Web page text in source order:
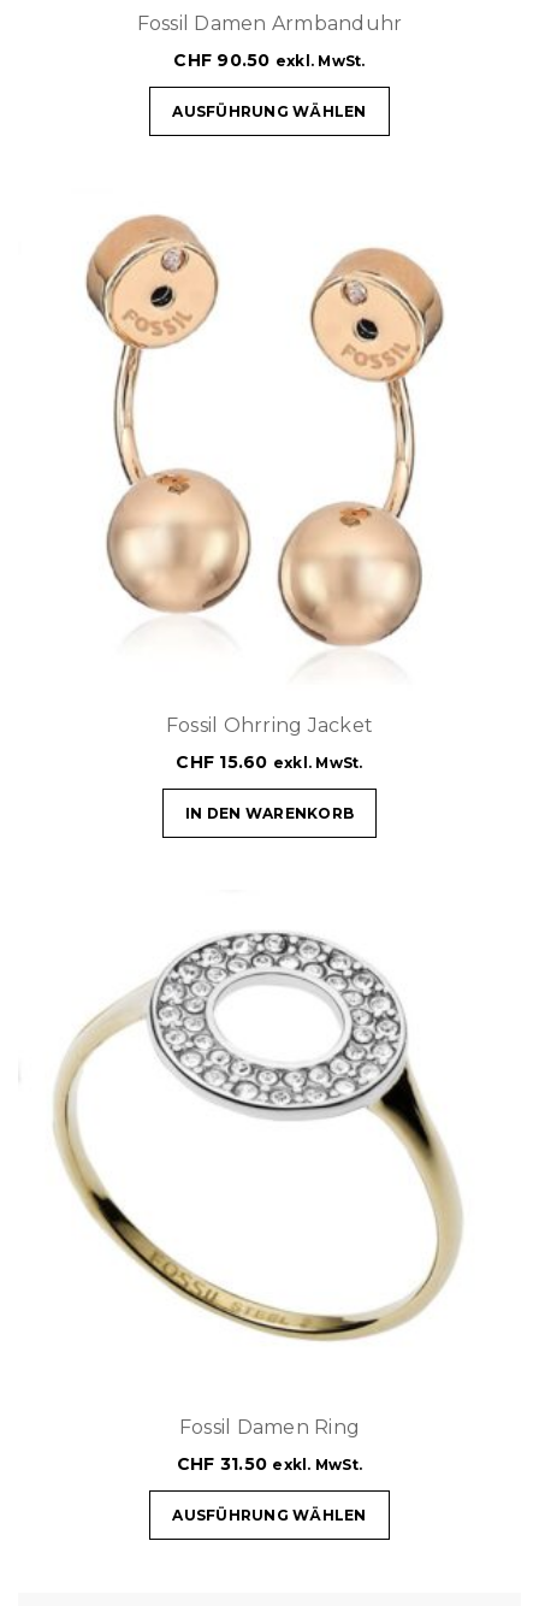
Fossil Damen Armbanduhr
CHF 90.50 exkl. MwSt.
AUSFÜHRUNG WÄHLEN
Fossil Ohrring Jacket
CHF 15.60 exkl. MwSt.
IN DEN WARENKORB
Fossil Damen Ring
CHF 31.50 exkl. MwSt.
AUSFÜHRUNG WÄHLEN